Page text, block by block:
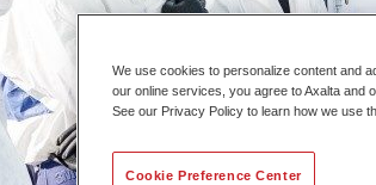
We use cookies to personalize content and
our online services, you agree to Axalta and
See our Privacy Policy to learn how we use
Cookie Preference Center